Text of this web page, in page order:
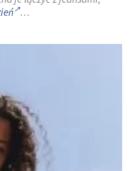
…